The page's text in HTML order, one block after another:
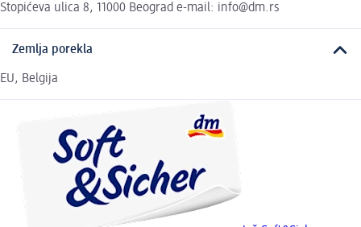
Stopićeva ulica 8, 11000 Beograd e-mail: info@dm.rs
Zemlja porekla
EU, Belgija